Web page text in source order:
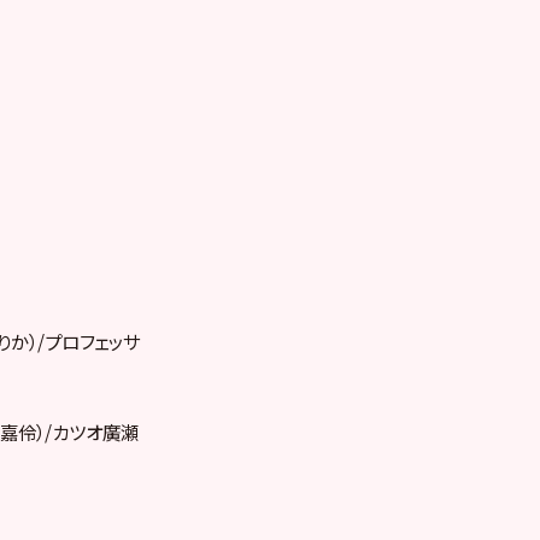
）/プロフェッサ
嘉伶）/カツオ廣瀬